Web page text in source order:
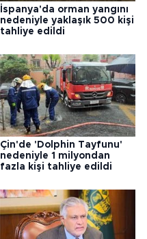
İspanya'da orman yangını
nedeniyle yaklaşık 500 kişi
tahliye edildi
Çin'de 'Dolphin Tayfunu'
nedeniyle 1 milyondan
fazla kişi tahliye edildi